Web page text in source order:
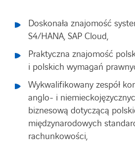
Doskonała znajomość
S4/HANA, SAP Cloud,
Praktyczna znajomość
i polskich wymagań
Wykwalifikowany zespół
anglo- i
biznesową dotyczącą
międzynarodowych
rachunkowości,